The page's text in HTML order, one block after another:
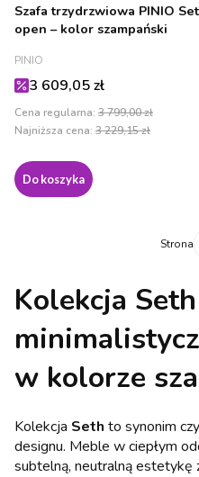
Szafa trzydrzwiowa PINIO
open – kolor szampański
PRODUCENT
PINIO
Cena promocyjna
3 609,05 zł
Cena regularna: 3 799,00 zł
Najniższa cena: 3 229,15 zł
Do koszyka
Strona
Kolekcja Seth
w kolorze
Kolekcja Seth to synonim
designu. Meble w ciepłym
subtelną, neutralną estetykę